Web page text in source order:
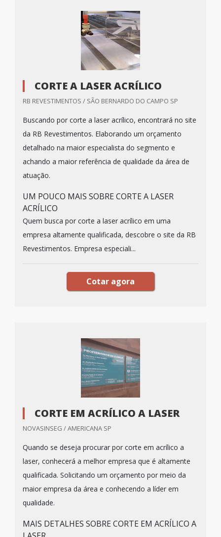
CORTE A LASER ACRÍLICO
RB REVESTIMENTOS / SÃO BERNARDO DO CAMPO SP
Buscando por corte a laser acrílico, encontrará no site
da RB Revestimentos. Elaborando um orçamento
detalhado na maior especialista do segmento e
achando a maior referência de qualidade da área de
atuação.
UM POUCO MAIS SOBRE CORTE A LASER
ACRÍLICO
Quem busca por corte a laser acrílico em uma
empresa altamente qualificada, descobre o site da RB
Revestimentos. Empresa especiali...
Cotar agora
CORTE EM ACRÍLICO A LASER
NOVASINSEG / AMERICANA SP
Quando se deseja procurar por corte em acrílico a
laser, conhecerá a melhor empresa que é altamente
qualificada. Solicitando um orçamento por meio da
maior empresa da área e conhecendo a líder em
qualidade.
MAIS DETALHES SOBRE CORTE EM ACRÍLICO A